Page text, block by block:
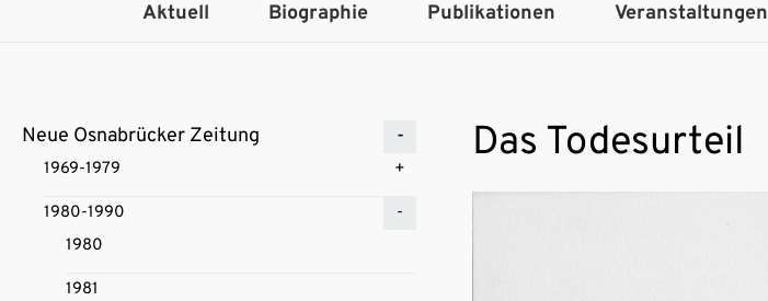
Aktuell Biographie Publikationen Veranstaltungen
Neue Osnabrücker Zeitung
1969-1979
1980-1990
1980
1981
Das Todesurteil